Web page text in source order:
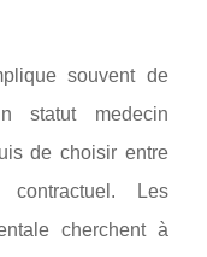
souvent de
statut medecin
de choisir entre
Les
cherchent à